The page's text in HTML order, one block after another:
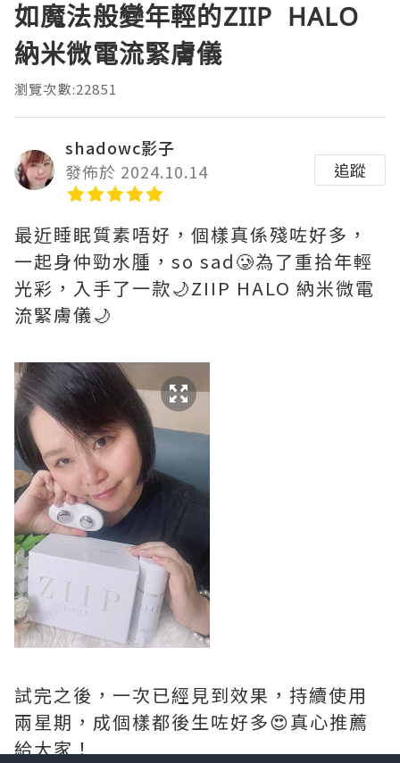
如魔法般變年輕的ZIIP HALO
納米微電流緊膚儀
瀏覽次數:22851
shadowc影子
發佈於 2024.10.14
追蹤
最近睡眠質素唔好，個樣真係殘咗好多，
一起身仲勁水腫，so sad🥲為了重拾年輕
光彩，入手了一款🌙ZIIP HALO 納米微電
流緊膚儀🌙
試完之後，一次已經見到效果，持續使用
兩星期，成個樣都後生咗好多😍真心推薦
給大家！